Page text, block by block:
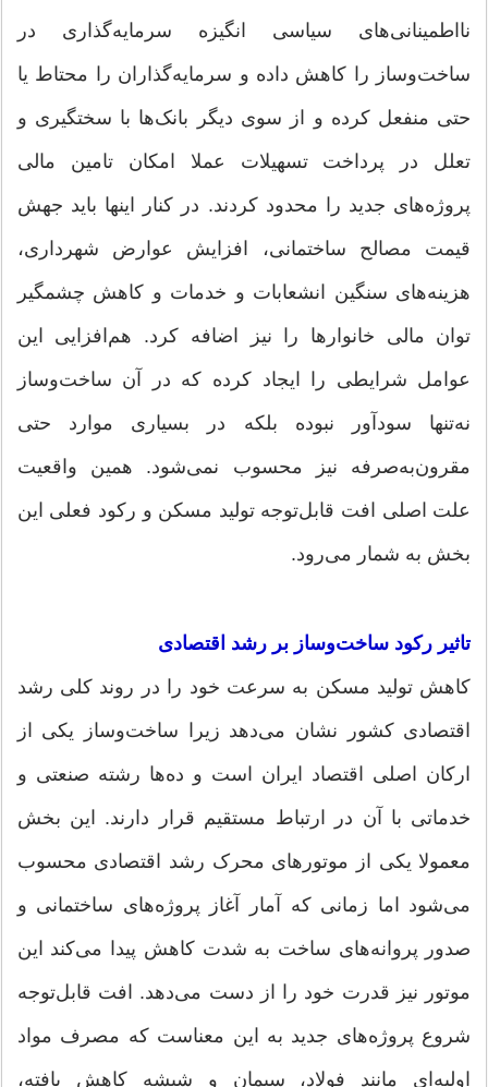
نااطمینانی‌های سیاسی انگیزه سرمایه‌گذاری در
ساخت‌وساز را کاهش داده و سرمایه‌گذاران را محتاط یا
حتی منفعل کرده و از سوی دیگر بانک‌ها با سختگیری و
تعلل در پرداخت تسهیلات عملا امکان تامین مالی
پروژه‌های جدید را محدود کردند. در کنار اینها باید جهش
قیمت مصالح ساختمانی، افزایش عوارض شهرداری،
هزینه‌های سنگین انشعابات و خدمات و کاهش چشمگیر
توان مالی خانوارها را نیز اضافه کرد. هم‌افزایی این
عوامل شرایطی را ایجاد کرده که در آن ساخت‌وساز
نه‌تنها سودآور نبوده بلکه در بسیاری موارد حتی
مقرون‌به‌صرفه نیز محسوب نمی‌شود. همین واقعیت
علت اصلی افت قابل‌توجه تولید مسکن و رکود فعلی این
بخش به شمار می‌رود.
تاثیر رکود ساخت‌وساز بر رشد اقتصادی
کاهش تولید مسکن به سرعت خود را در روند کلی رشد
اقتصادی کشور نشان می‌دهد زیرا ساخت‌وساز یکی از
ارکان اصلی اقتصاد ایران است و ده‌ها رشته صنعتی و
خدماتی با آن در ارتباط مستقیم قرار دارند. این بخش
معمولا یکی از موتورهای محرک رشد اقتصادی محسوب
می‌شود اما زمانی که آمار آغاز پروژه‌های ساختمانی و
صدور پروانه‌های ساخت به شدت کاهش پیدا می‌کند این
موتور نیز قدرت خود را از دست می‌دهد. افت قابل‌توجه
شروع پروژه‌های جدید به این معناست که مصرف مواد
اولیه‌ای مانند فولاد، سیمان و شیشه کاهش ‌یافته،